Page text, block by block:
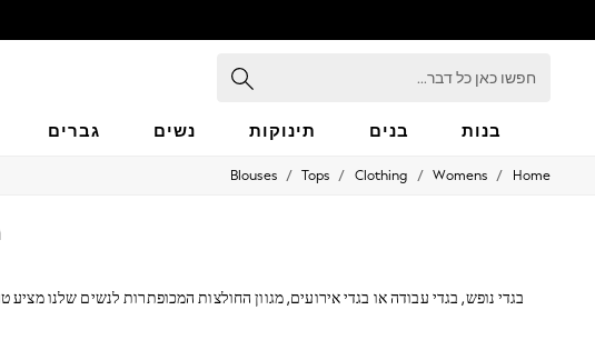
כאן
בנות בנים תינוקות נשים גברים
GIRLS
140 - 174cm
152 - 164cm
Home
/
Womens
/
Clothing
/
Tops
/
Blouses
בגדי נופש, בגדי עבודה או בגדי אירועים, מגוון החולצות המכופתרות לנשים שלנו